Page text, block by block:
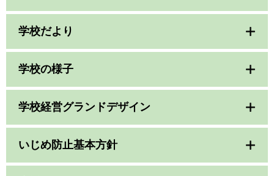
学校だより
学校の様子
学校経営グランドデザイン
いじめ防止基本方針